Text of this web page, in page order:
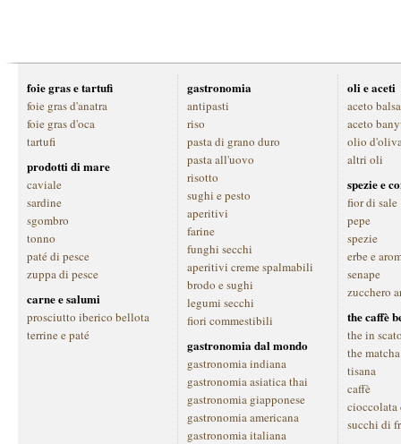
foie gras e tartufi
foie gras d'anatra
foie gras d'oca
tartufi
prodotti di mare
caviale
sardine
sgombro
tonno
paté di pesce
zuppa di pesce
carne e salumi
prosciutto iberico bellota
terrine e paté
gastronomia
antipasti
riso
pasta di grano duro
pasta all'uovo
risotto
sughi e pesto
aperitivi
farine
funghi secchi
aperitivi creme spalmabili
brodo e sughi
legumi secchi
fiori commestibili
gastronomia dal mondo
gastronomia indiana
gastronomia asiatica thai
gastronomia giapponese
gastronomia americana
gastronomia italiana
oli e aceti
aceto
aceto
olio
altri oli
spezie e
fior di sale
pepe
spezie
erbe e
senape
zucchero
the caffè
the in
the matcha
tisana
caffè
cioccolata
succhi di